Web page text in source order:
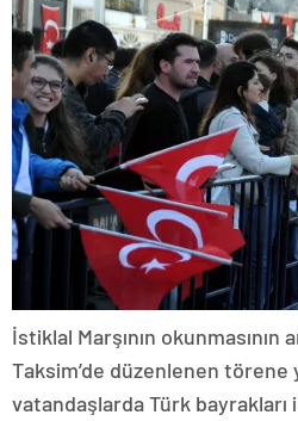
İstiklal Marşının okunmasının
Taksim’de düzenlenen törene
vatandaşlarda Türk bayrakları